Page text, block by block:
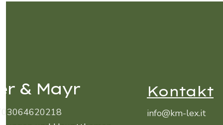
& Mayr Kontakt
info@km-lex.it